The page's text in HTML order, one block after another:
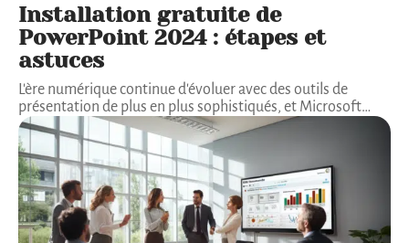
Installation gratuite de
PowerPoint 2024 : étapes et
astuces
L'ère numérique continue d'évoluer avec des outils de
présentation de plus en plus sophistiqués, et Microsoft…